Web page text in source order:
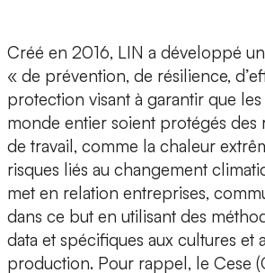
Créé en 2016, LIN a développé
« de prévention, de résilience,
protection visant à garantir que
monde entier soient protégés des
de travail, comme la chaleur
risques liés au changement
met en relation entreprises,
dans ce but en utilisant des
data et spécifiques aux cultures et
production. Pour rappel, le Cese